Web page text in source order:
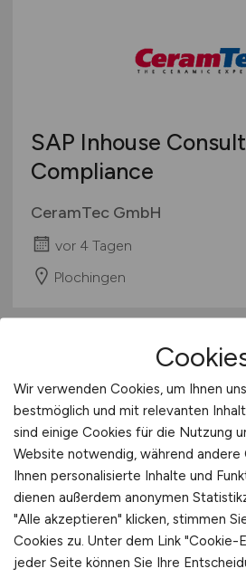
SAP Inhouse
Compliance
CeramTec GmbH
vor 4 Tagen
Plochingen
Softwareentwickler
Automation
SAUTER Deutschland
Wir verwenden Cookies, um Ihnen
bestmöglich und mit relevanten
sind einige Cookies für die Nutzung
Website notwendig, während andere
Ihnen personalisierte Inhalte und
dienen außerdem anonymen
"Alle akzeptieren" klicken, stimmen
Cookies zu. Unter dem Link "Cookie-
jeder Seite können Sie Ihre